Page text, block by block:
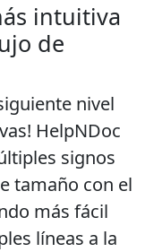
intuitiva
de
nivel
HelpNDoc
signos
tamaño con el
más fácil
líneas a la